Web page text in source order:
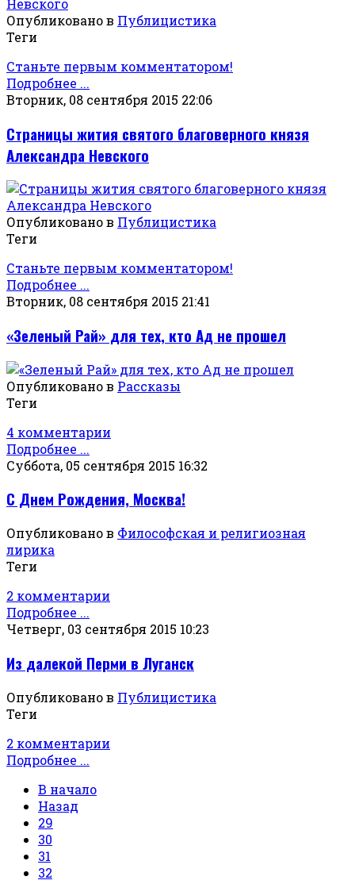
Опубликовано в Публицистика
Теги
Станьте первым комментатором!
Подробнее ...
Вторник, 08 сентября 2015 22:06
Страницы жития святого благоверного князя
Александра Невского
Опубликовано в Публицистика
Теги
Станьте первым комментатором!
Подробнее ...
Вторник, 08 сентября 2015 21:41
«Зеленый Рай» для тех, кто Ад не прошел
Опубликовано в Рассказы
Теги
4 комментарии
Подробнее ...
Суббота, 05 сентября 2015 16:32
С Днем Рождения, Москва!
Опубликовано в Философская и религиозная
лирика
Теги
2 комментарии
Подробнее ...
Четверг, 03 сентября 2015 10:23
Из далекой Перми в Луганск
Опубликовано в Публицистика
Теги
2 комментарии
Подробнее ...
В начало
Назад
29
30
31
32